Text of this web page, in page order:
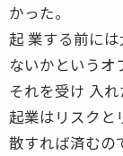
かった。
起 業する前に
ないかというオ
それを受け 入
起業はリスクと
散すれば済むの